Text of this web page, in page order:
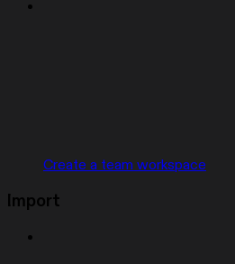
Create a team workspace
Import